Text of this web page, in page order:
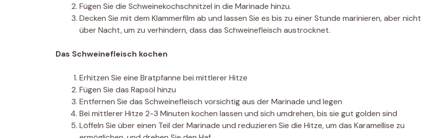
Fügen Sie die Schweinekochschnitzel in die Marinade hinzu.
Decken Sie mit dem Klammerfilm ab und lassen Sie es bis zu einer Stunde marinieren, aber nicht
über Nacht, um zu verhindern, dass das Schweinefleisch austrocknet.
Das Schweinefleisch kochen
Erhitzen Sie eine Bratpfanne bei mittlerer Hitze
Fügen Sie das Rapsöl hinzu
Entfernen Sie das Schweinefleisch vorsichtig aus der Marinade und legen
Bei mittlerer Hitze 2-3 Minuten kochen lassen und sich umdrehen, bis sie gut golden sind
Löffeln Sie über einen Teil der Marinade und reduzieren Sie die Hitze, um das Karamellise zu